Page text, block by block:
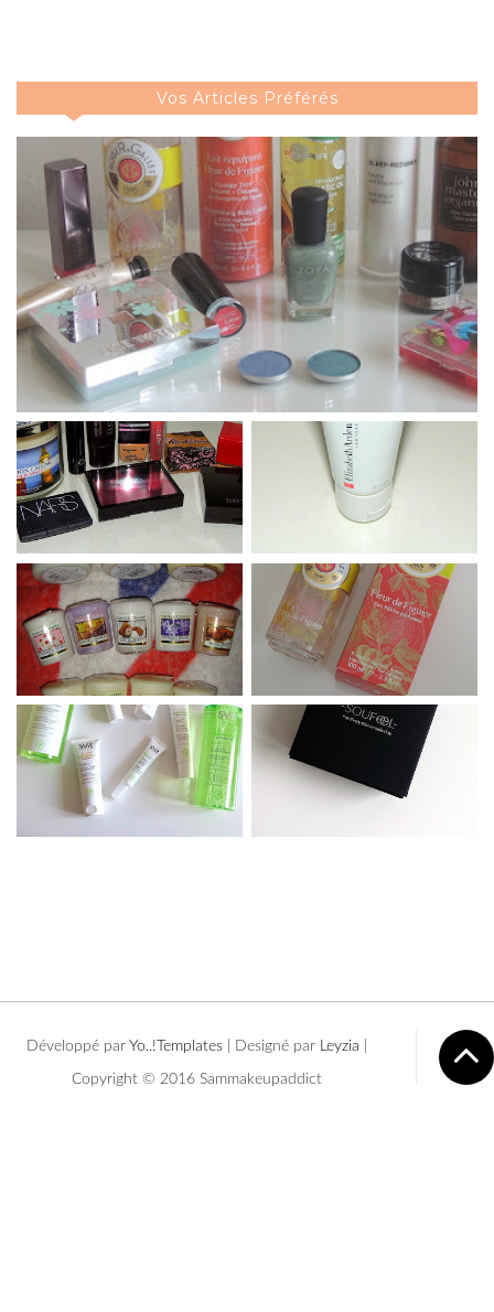
Vos Articles Préférés
Développé par Yo..!Templates | Designé par Leyzia
Copyright © 2016 Sammakeupaddict